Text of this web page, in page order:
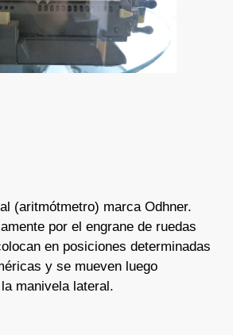
(aritmótmetro) marca Odhner.
por el engrane de ruedas
en posiciones determinadas
y se mueven luego
manivela lateral.